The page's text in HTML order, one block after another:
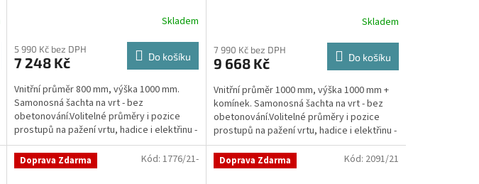
produktu
je
z
5
hvězdiček.
Skladem
5 990 Kč bez DPH
7 248 Kč Do košíku
Vnitřní průměr 800 mm, výška 1000 mm.
Samonosná šachta na vrt - bez
obetonování.Volitelné průměry i pozice
prostupů na pažení vrtu, hadice i elektřinu -
požadované průměry...
produktu
je
z
5
hvězdiček.
Skladem
7 990 Kč bez DPH
9 668 Kč Do košíku
Vnitřní průměr 1000 mm, výška 1000 mm +
komínek. Samonosná šachta na vrt - bez
obetonování.Volitelné průměry i pozice
prostupů na pažení vrtu, hadice i elektřinu -
požadované...
Doprava Zdarma Kód: 1776/21- Doprava Zdarma Kód: 2091/21